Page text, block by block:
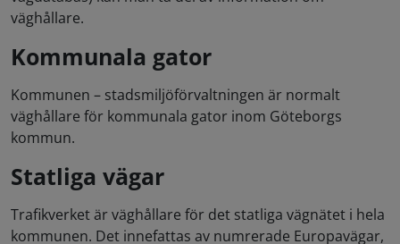
väghållare.
Kommunala gator
Kommunen – stadsmiljöförvaltningen är normalt
väghållare för kommunala gator inom Göteborgs
kommun.
Statliga vägar
Trafikverket är väghållare för det statliga vägnätet i hela
kommunen. Det innefattas av numrerade Europavägar,